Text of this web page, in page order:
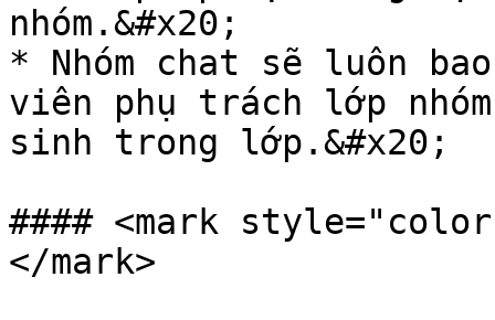
nhóm.&#x20;
* Nhóm chat sẽ luôn
viên phụ trách lớp
sinh trong lớp.&#x20;
#### <mark
</mark>